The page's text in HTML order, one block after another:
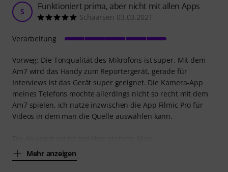
S Funktioniert prima, aber nicht mit allen Apps
Schaarsen 03.03.2021
Vorweg: Die Tonqualität des Mikrofons ist super. Mit dem
Am7 wird das Handy zum Reportergerät, gerade für
Interviews ist das Gerät super geeignet. Die Kamera-App
meines Telefons mochte allerdings nicht so recht mit dem
Am7 spielen, ich nutze inzwischen die App Filmic Pro für
Videos in dem man die Quelle auswählen kann.
Mehr anzeigen
Verarbeitung